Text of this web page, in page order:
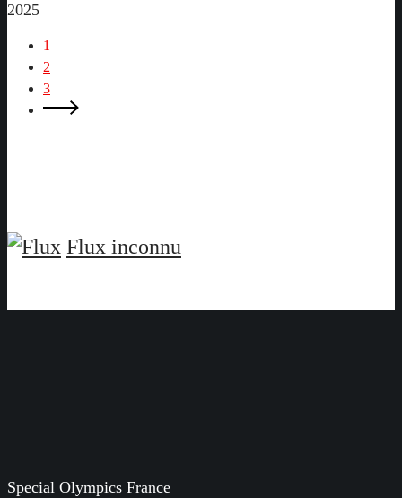
2025
1
2
3
Flux inconnu
Special Olympics France